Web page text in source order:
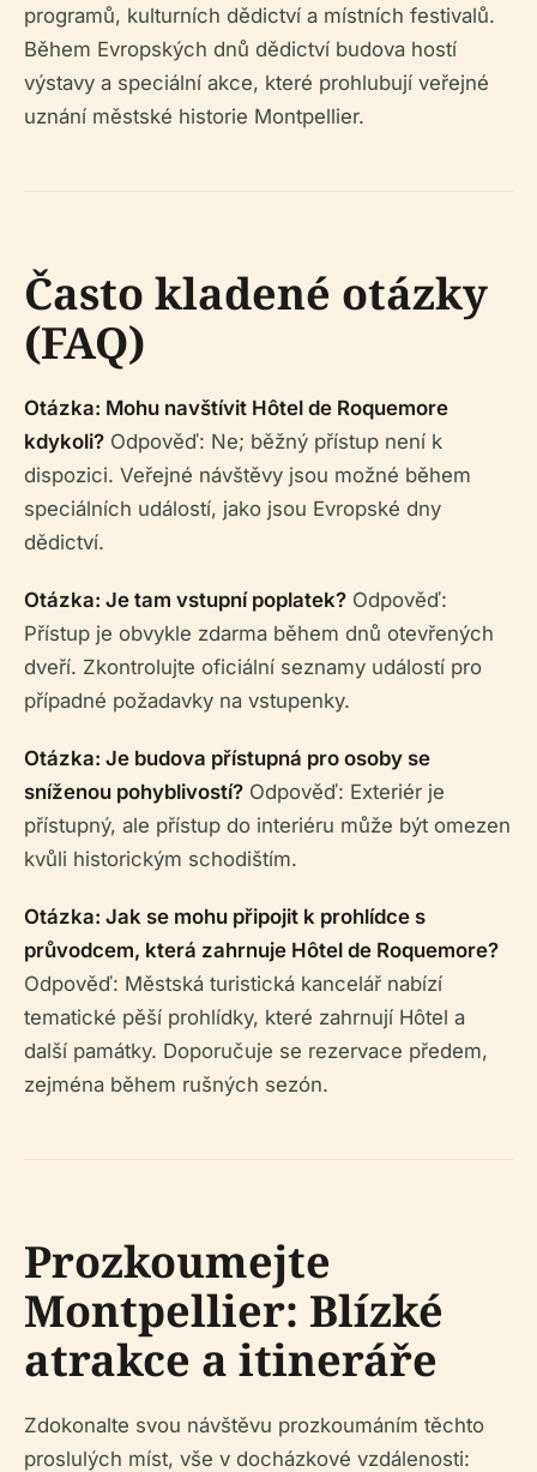
programů, kulturních dědictví a místních festivalů.
Během Evropských dnů dědictví budova hostí
výstavy a speciální akce, které prohlubují veřejné
uznání městské historie Montpellier.
Často kladené otázky
(FAQ)
Otázka: Mohu navštívit Hôtel de Roquemore
kdykoli? Odpověď: Ne; běžný přístup není k
dispozici. Veřejné návštěvy jsou možné během
speciálních událostí, jako jsou Evropské dny
dědictví.
Otázka: Je tam vstupní poplatek? Odpověď:
Přístup je obvykle zdarma během dnů otevřených
dveří. Zkontrolujte oficiální seznamy událostí pro
případné požadavky na vstupenky.
Otázka: Je budova přístupná pro osoby se
sníženou pohyblivostí? Odpověď: Exteriér je
přístupný, ale přístup do interiéru může být omezen
kvůli historickým schodištím.
Otázka: Jak se mohu připojit k prohlídce s
průvodcem, která zahrnuje Hôtel de Roquemore?
Odpověď: Městská turistická kancelář nabízí
tematické pěší prohlídky, které zahrnují Hôtel a
další památky. Doporučuje se rezervace předem,
zejména během rušných sezón.
Prozkoumejte
Montpellier: Blízké
atrakce a itineráře
Zdokonalte svou návštěvu prozkoumáním těchto
proslulých míst, vše v docházkové vzdálenosti: